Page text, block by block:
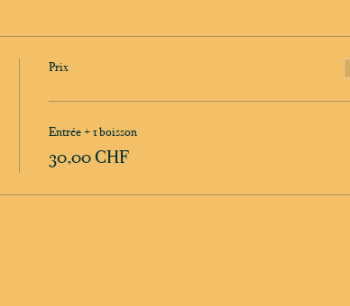
Prix
Entrée + 1 boisson
30,00 CHF